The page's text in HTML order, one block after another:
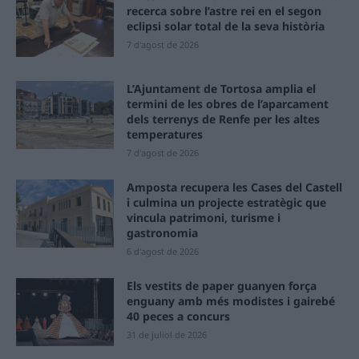
recerca sobre l’astre rei en el segon
eclipsi solar total de la seva història
7 d'agost de 2026
L’Ajuntament de Tortosa amplia el
termini de les obres de l’aparcament
dels terrenys de Renfe per les altes
temperatures
7 d'agost de 2026
Amposta recupera les Cases del Castell
i culmina un projecte estratègic que
vincula patrimoni, turisme i
gastronomia
6 d'agost de 2026
Els vestits de paper guanyen força
enguany amb més modistes i gairebé
40 peces a concurs
31 de juliol de 2026